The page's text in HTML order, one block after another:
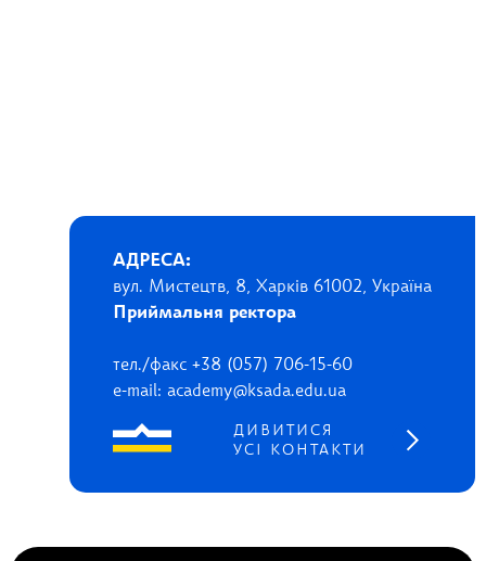
АДРЕСА:
вул. Мистецтв, 8, Харків 61002, Україна
Приймальня ректора
тел./факс +38 (057) 706-15-60
e-mail: academy@ksada.edu.ua
ДИВИТИСЯ
УСІ КОНТАКТИ